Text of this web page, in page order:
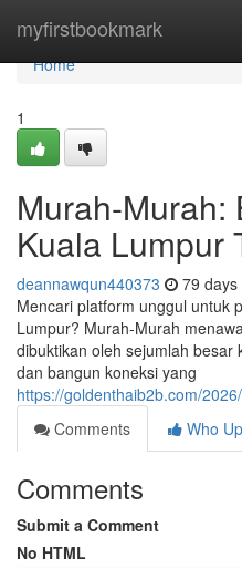
myfirstbookmark
Home
Home
1
Murah-Murah:
Kuala Lumpur
deannawqun440373 79 days
Mencari platform unggul untuk
Lumpur? Murah-Murah
dibuktikan oleh sejumlah
dan bangun koneksi yang
https://goldenthaib2b.com/
Comments
Who
Comments
Submit a Comment
No HTML